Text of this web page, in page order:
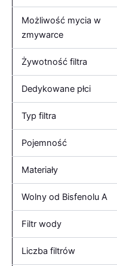
Możliwość mycia w
zmywarce
Żywotność filtra
Dedykowane płci
Typ filtra
Pojemność
Materiały
Wolny od Bisfenolu A
Filtr wody
Liczba filtrów